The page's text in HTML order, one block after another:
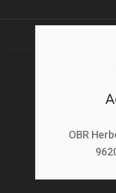
OBR